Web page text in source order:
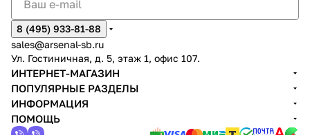
8 (495) 933-81-88
sales@arsenal-sb.ru
Ул. Гостиничная, д. 5, этаж 1, офис 107.
ИНТЕРНЕТ-МАГАЗИН
ПОПУЛЯРНЫЕ РАЗДЕЛЫ
ИНФОРМАЦИЯ
ПОМОЩЬ